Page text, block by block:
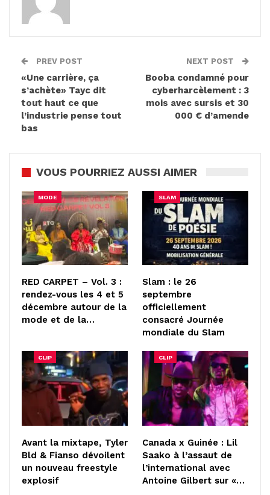
PREV POST
«Une carrière, ça
s’achète» Tayc dit
tout haut ce que
l’industrie pense tout
bas
NEXT POST
Booba condamné pour
cyberharcèlement : 3
mois avec sursis et 30
000 € d’amende
VOUS POURRIEZ AUSSI AIMER
MODE
RED CARPET – Vol. 3 :
rendez-vous les 4 et 5
décembre autour de la
mode et de la…
SLAM
Slam : le 26
septembre
officiellement
consacré Journée
mondiale du Slam
CLIP
Avant la mixtape, Tyler
Bld & Fianso dévoilent
un nouveau freestyle
explosif
CLIP
Canada x Guinée : Lil
Saako à l’assaut de
l’international avec
Antoine Gilbert sur «…